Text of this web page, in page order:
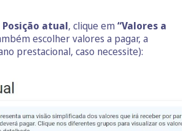
Posição atual, clique em “Valores a
escolher valores a pagar, a
prestacional, caso necessite):